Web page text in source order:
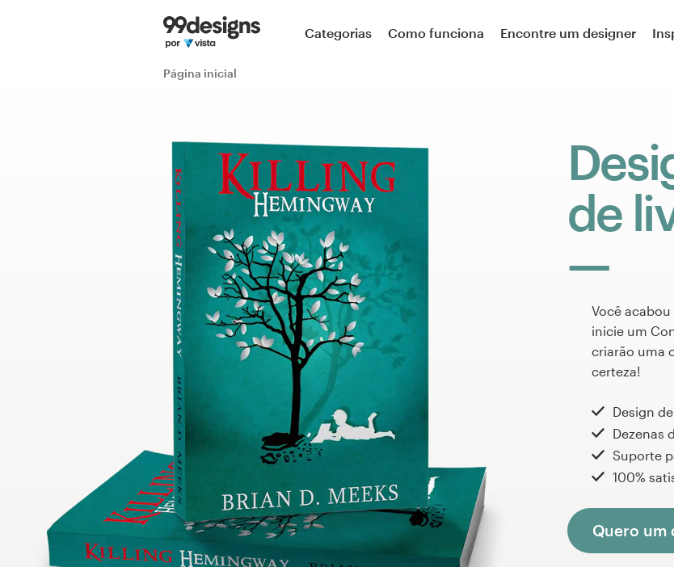
Categorias Como funciona Encontre um designer
Página inicial
de
Você
inicie um
criarão uma
certeza!
Design
Dezenas
Suporte
100%
Quero um
Encontre um designer
Veja inspirações
99designs Studio